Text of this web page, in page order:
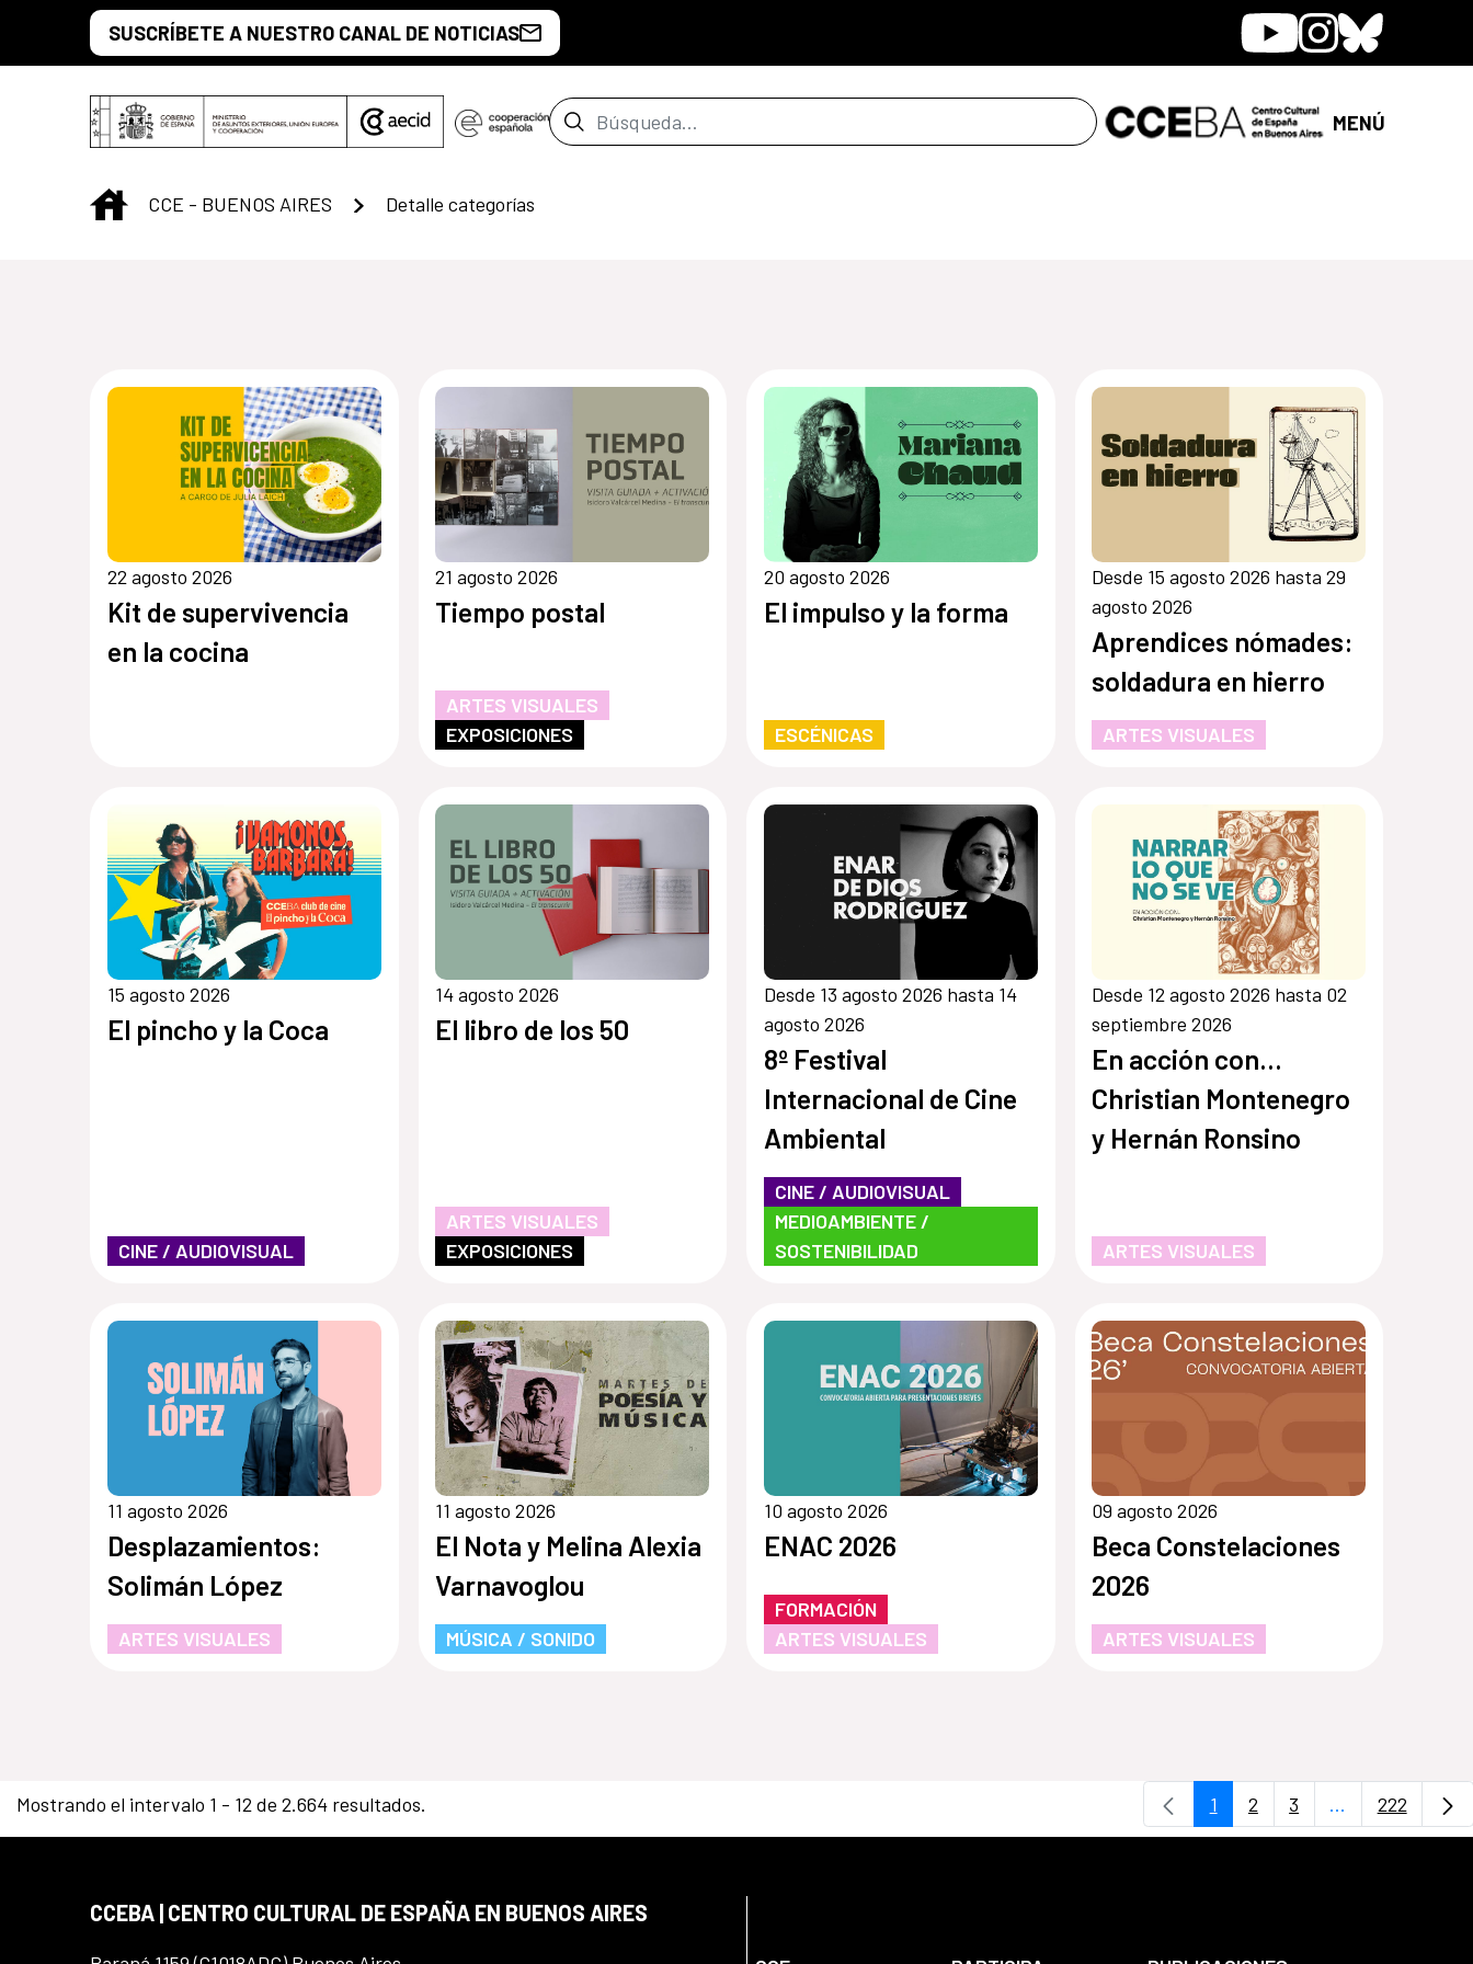
Saltar al contenido principal
SUSCRÍBETE A NUESTRO CANAL DE NOTICIAS YoutubeInstagram
Bluesky
Barra de búsqueda MENÚ
INICIO
CCE - BUENOS AIRES Detalle categorías
22 agosto 2026
Kit de supervivencia
en la cocina
21 agosto 2026
Tiempo postal
ARTES VISUALES
EXPOSICIONES
20 agosto 2026
El impulso y la forma
ESCÉNICAS
Desde 15 agosto 2026 hasta 29
agosto 2026
Aprendices nómades:
soldadura en hierro
ARTES VISUALES
15 agosto 2026
El pincho y la Coca
CINE / AUDIOVISUAL
14 agosto 2026
El libro de los 50
ARTES VISUALES
EXPOSICIONES
Desde 13 agosto 2026 hasta 14
agosto 2026
8º Festival
Internacional de Cine
Ambiental
CINE / AUDIOVISUAL
MEDIOAMBIENTE /
SOSTENIBILIDAD
Desde 12 agosto 2026 hasta 02
septiembre 2026
En acción con...
Christian Montenegro
y Hernán Ronsino
ARTES VISUALES
11 agosto 2026
Desplazamientos:
Solimán López
ARTES VISUALES
11 agosto 2026
El Nota y Melina Alexia
Varnavoglou
MÚSICA / SONIDO
10 agosto 2026
ENAC 2026
FORMACIÓN
ARTES VISUALES
09 agosto 2026
Beca Constelaciones
2026
ARTES VISUALES
Mostrando el intervalo 1 - 12 de 2.664 resultados. Página
1 Página
2 Página
3 ...PáginasPágina
222
CCEBA | CENTRO CULTURAL DE ESPAÑA EN BUENOS AIRES